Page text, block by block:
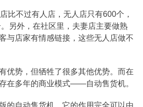
比不过有人店，无人店只有600个，
另外，在社区里，夫妻店主要做熟
与店家有情感链接，这些无人店做不
优势，但牺牲了很多其他优势。而在
在多年的商业模式——自动售货机。
的自动售货机，它的作用完全可以由